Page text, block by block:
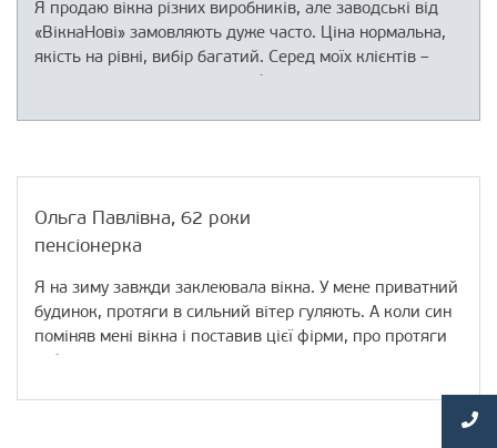
задоволені.
Я продаю вікна різних виробників, але заводські від
«ВікнаНові» замовляють дуже часто. Ціна нормальна,
якість на рівні, вибір багатий. Серед моїх клієнтів –
За 5 років роботи у мене немає нарікань – рекламацій
якісні. Планую співпрацювати і далі, може, навіть
розширюсь на інше курортне місто поблизу.
Ольга Павлівна, 62 роки
пенсіонерка
Я на зиму завжди заклеювала вікна. У мене приватний
будинок, протяги в сильний вітер гуляють. А коли син
поміняв мені вікна і поставив цієї фірми, про протяги
Навіть газу на АГВ менше палиться. Добре роблять,